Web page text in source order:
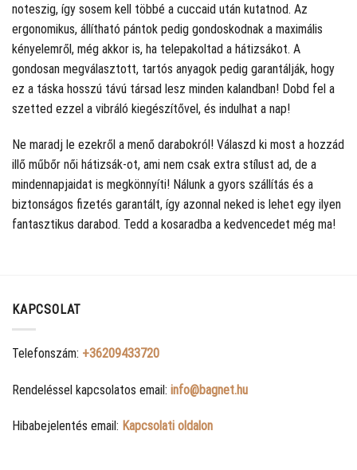
noteszig, így sosem kell többé a cuccaid után kutatnod. Az
ergonomikus, állítható pántok pedig gondoskodnak a maximális
kényelemről, még akkor is, ha telepakoltad a hátizsákot. A
gondosan megválasztott, tartós anyagok pedig garantálják, hogy
ez a táska hosszú távú társad lesz minden kalandban! Dobd fel a
szetted ezzel a vibráló kiegészítővel, és indulhat a nap!
Ne maradj le ezekről a menő darabokról! Válaszd ki most a hozzád
illő műbőr női hátizsák-ot, ami nem csak extra stílust ad, de a
mindennapjaidat is megkönnyíti! Nálunk a gyors szállítás és a
biztonságos fizetés garantált, így azonnal neked is lehet egy ilyen
fantasztikus darabod. Tedd a kosaradba a kedvencedet még ma!
KAPCSOLAT
Telefonszám: +36209433720
Rendeléssel kapcsolatos email: info@bagnet.hu
Hibabejelentés email: Kapcsolati oldalon